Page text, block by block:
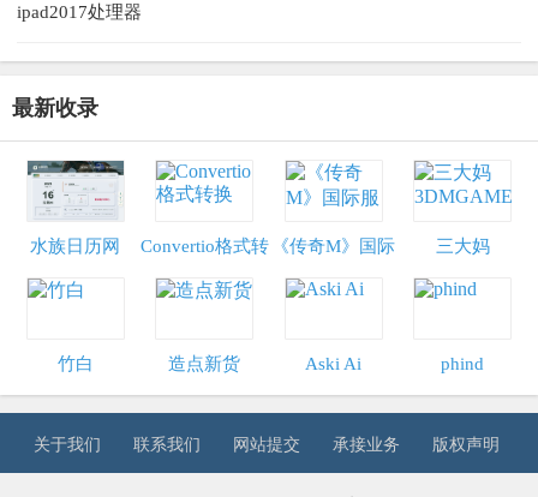
ipad2017处理器
最新收录
水族日历网 Convertio格式转
换
《传奇M》国际
服
三大妈
3DMGAME
竹白 造点新货 Aski Ai phind
关于我们 联系我们 网站提交 承接业务 版权声明